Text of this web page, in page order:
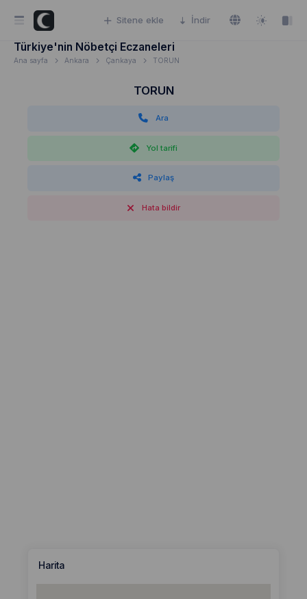
Sitene ekle İndir
Türkiye'nin Nöbetçi Eczaneleri
Ana sayfa Ankara Çankaya TORUN
TORUN
Ara
Yol tarifi
Paylaş
Hata bildir
Harita